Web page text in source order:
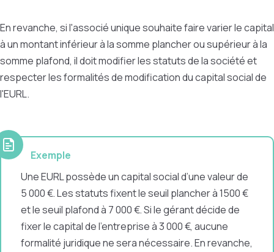
En revanche, si l'associé unique souhaite faire varier le capital
à un montant inférieur à la somme plancher ou supérieur à la
somme plafond, il doit modifier les statuts de la société et
respecter les formalités de modification du capital social de
l'EURL.
Exemple
Une EURL possède un capital social d’une valeur de
5 000 €. Les statuts fixent le seuil plancher à 1500 €
et le seuil plafond à 7 000 €. Si le gérant décide de
fixer le capital de l’entreprise à 3 000 €, aucune
formalité juridique ne sera nécessaire. En revanche,